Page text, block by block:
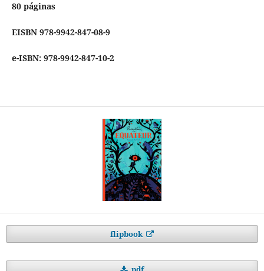
80 páginas
EISBN 978-9942-847-08-9
e-ISBN: 978-9942-847-10-2
flipbook